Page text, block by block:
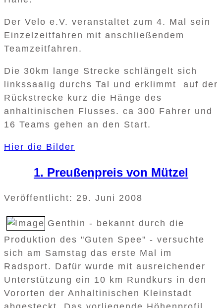
Der Velo e.V. veranstaltet zum 4. Mal sein
Einzelzeitfahren mit anschließendem
Teamzeitfahren.
Die 30km lange Strecke schlängelt sich
linkssaalig durchs Tal und erklimmt auf der
Rückstrecke kurz die Hänge des
anhaltinischen Flusses. ca 300 Fahrer und
16 Teams gehen an den Start.
Hier die Bilder
1. Preußenpreis von Mützel
Veröffentlicht: 29. Juni 2008
Genthin - bekannt durch die
Produktion des "Guten Spee" - versuchte
sich am Samstag das erste Mal im
Radsport. Dafür wurde mit ausreichender
Unterstützung ein 10 km Rundkurs in den
Vororten der Anhaltinischen Kleinstadt